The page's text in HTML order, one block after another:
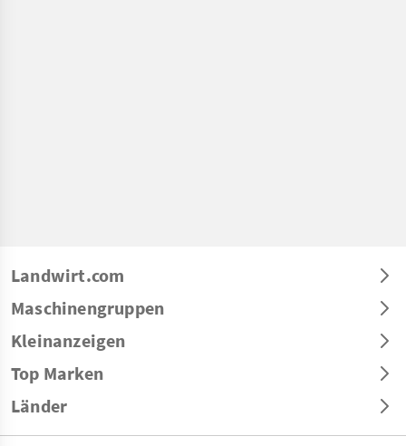
Landwirt.com
Maschinengruppen
Kleinanzeigen
Top Marken
Länder